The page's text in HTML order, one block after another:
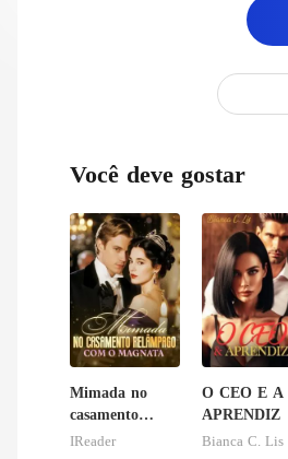
Você deve gostar
Mimada no
casamento
relâmpago com
IReader
O CEO E A
APRENDIZ
Bianca C. Lis